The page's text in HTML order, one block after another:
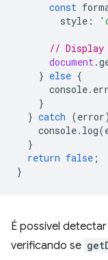
const
style :
// Display
document.
} else {
console.
}
} catch (error)
console. log(
}
return false ;
}
É possível
verificando se